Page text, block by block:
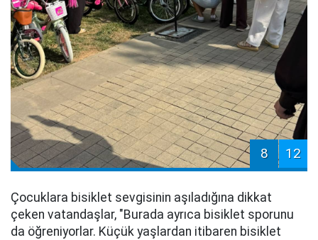
8 12
Çocuklara bisiklet sevgisinin aşıladığına dikkat
çeken vatandaşlar, "Burada ayrıca bisiklet sporunu
da öğreniyorlar. Küçük yaşlardan itibaren bisiklet